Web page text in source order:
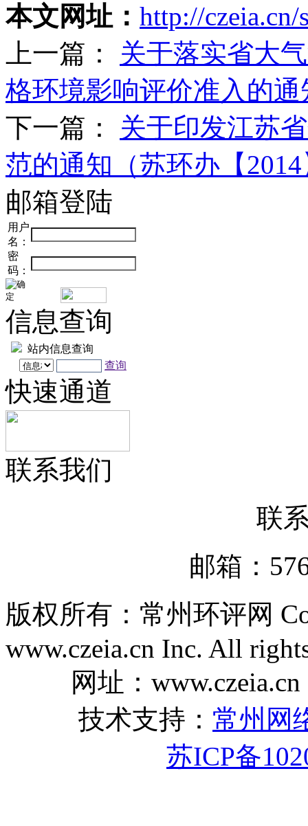
本文网址： http://czeia.cn/
上一篇： 关于落实省大
格环境影响评价准入的通
下一篇： 关于印发江苏
范的通知（苏环办【
邮箱登陆
用户
名：
密
码：
信息查询
站内信息查询
查询
快速通道
联系我们
联
邮箱：
版权所有：常州环评网
www.czeia.cn Inc. All
网址：
技术支持： 常州网
苏ICP备